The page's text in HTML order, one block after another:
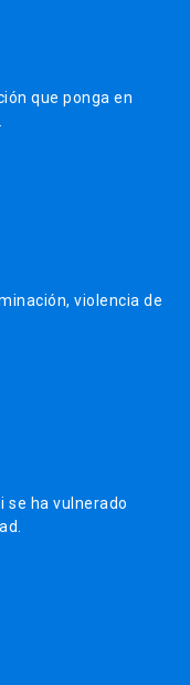
que ponga en
violencia de
se ha vulnerado